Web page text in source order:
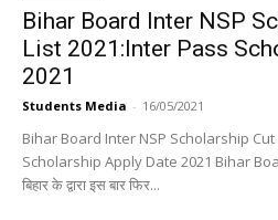
Bihar Board Inter NSP
List 2021:Inter Pass
2021
Students Media - 16/05/2021
Bihar Board Inter NSP Scholarship
Scholarship Apply Date 2021 Bihar
बिहार के द्वारा इस बार फिर...